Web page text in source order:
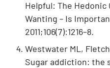
Helpful: The
Wanting – Is
2011;106(7):1216–8.
Westwater ML,
Sugar addiction: the